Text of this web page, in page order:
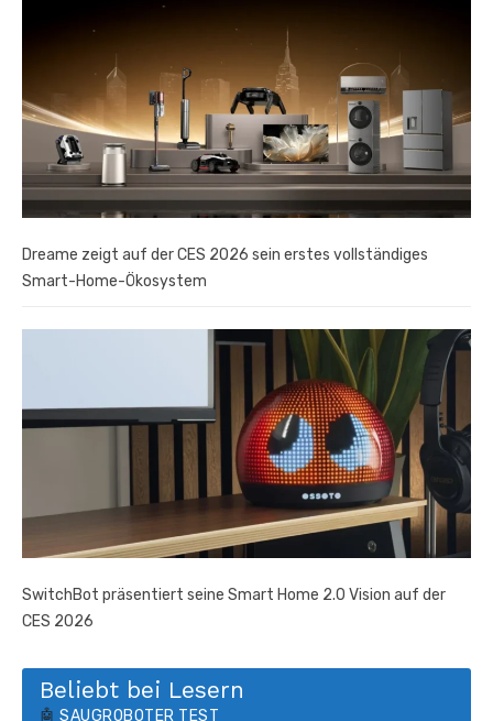
Dreame zeigt auf der CES 2026 sein erstes vollständiges
Smart-Home-Ökosystem
SwitchBot präsentiert seine Smart Home 2.0 Vision auf der
CES 2026
Beliebt bei Lesern
🤖 SAUGROBOTER TEST